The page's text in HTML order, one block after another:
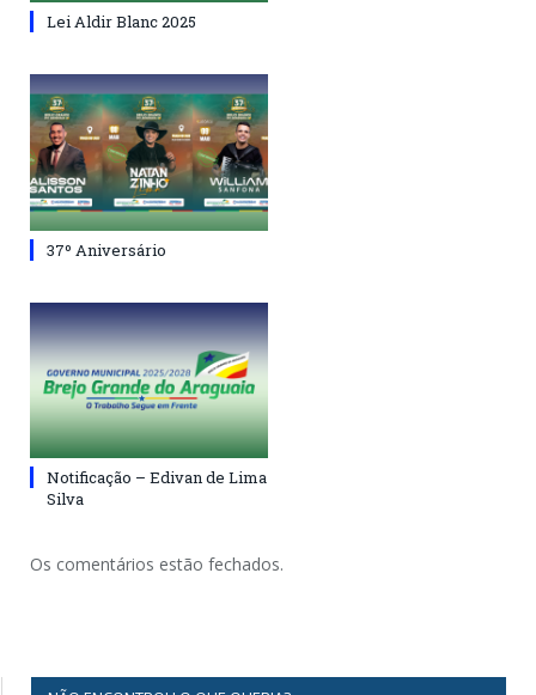
Lei Aldir Blanc 2025
37º Aniversário
Notificação – Edivan de Lima
Silva
Os comentários estão fechados.